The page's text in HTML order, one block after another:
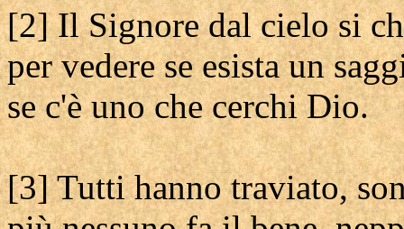
[2] Il Signore dal cielo si
per vedere se esista un
se c'è uno che cerchi Dio.
[3] Tutti hanno traviato,